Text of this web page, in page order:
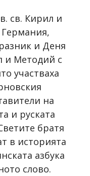
св. Кирил и
и Деня
и Методий с
участваха
на
и руската
братя
в историята
азбука
слово.